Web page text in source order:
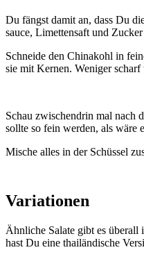
Du fängst damit an, dass Du
sauce, Limet­ten­saft und
Schnei­de den Chi­na­kohl in
sie mit Ker­nen. Weni­ger
Schau zwi­schen­drin mal nach
soll­te so fein wer­den, als wäre
Mische alles in der Schüs­sel
Variationen
Ähn­li­che Sala­te gibt es über­all
hast Du eine thai­län­di­sche